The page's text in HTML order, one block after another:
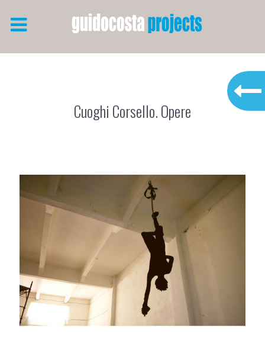
Cuoghi Corsello. Opere